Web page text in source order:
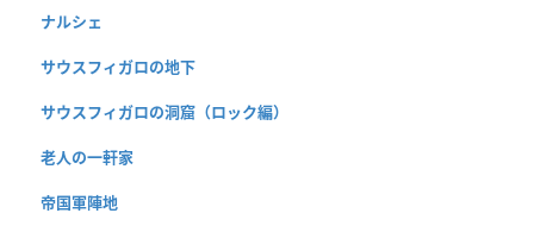
ナルシェ
サウスフィガロの地下
サウスフィガロの洞窟（ロック編）
老人の一軒家
帝国軍陣地